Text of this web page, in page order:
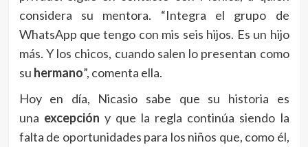
considera su mentora. “Integra el grupo de
WhatsApp que tengo con mis seis hijos. Es un hijo
más. Y los chicos, cuando salen lo presentan como
su hermano”, comenta ella.
Hoy en día, Nicasio sabe que su historia es
una excepción y que la regla continúa siendo la
falta de oportunidades para los niños que, como él,